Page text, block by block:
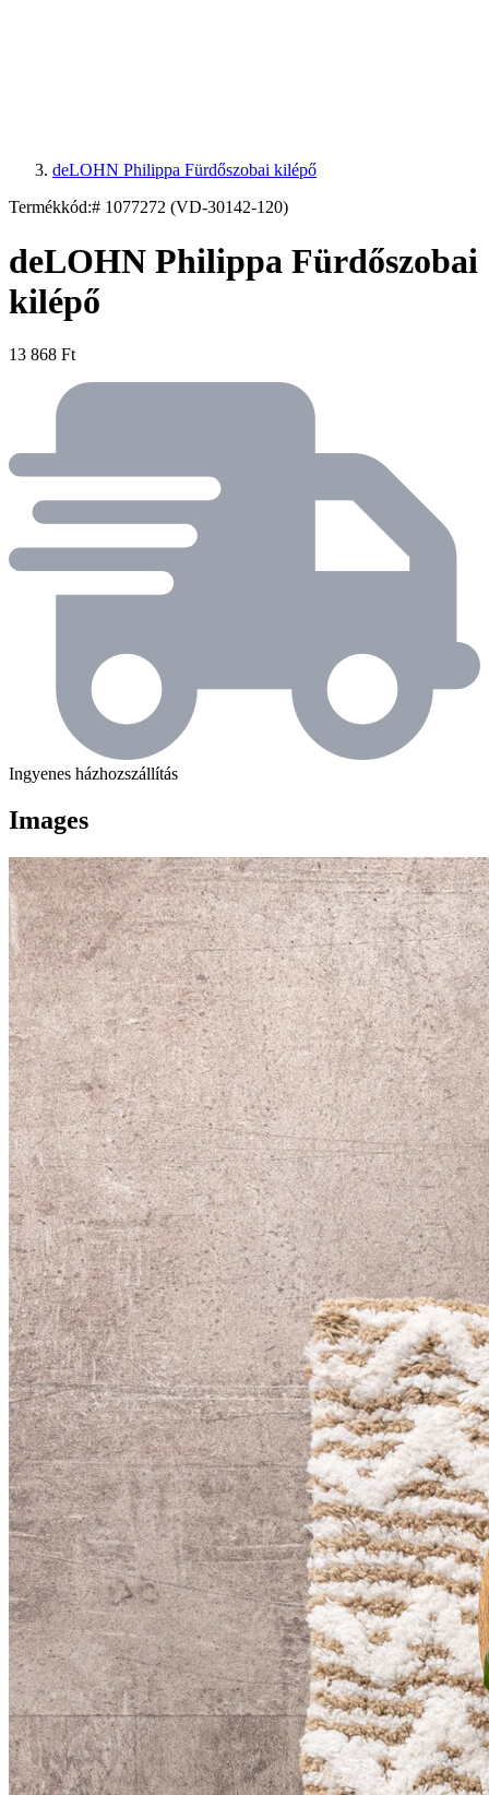
deLOHN Philippa Fürdőszobai kilépő
Termékkód:# 1077272 (VD-30142-120)
deLOHN Philippa Fürdőszobai
kilépő
13 868 Ft
Ingyenes házhozszállítás
Images